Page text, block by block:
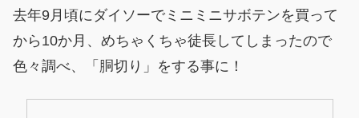
去年9月頃にダイソーでミニミニサボテンを買って
から10か月、めちゃくちゃ徒長してしまったので
色々調べ、「胴切り」をする事に！